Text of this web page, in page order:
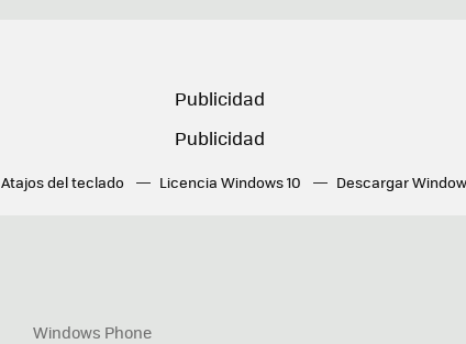
Atajos del teclado Licencia Windows 10 Descargar
Windows Phone